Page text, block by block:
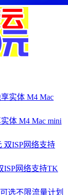
体 M4 Mac mini
ISP网络支持TK